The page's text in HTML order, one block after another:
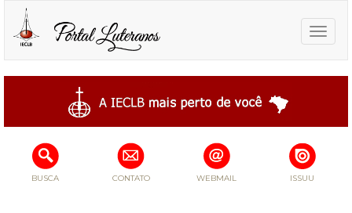
Toggle
BUSCA CONTATO WEBMAIL ISSUU